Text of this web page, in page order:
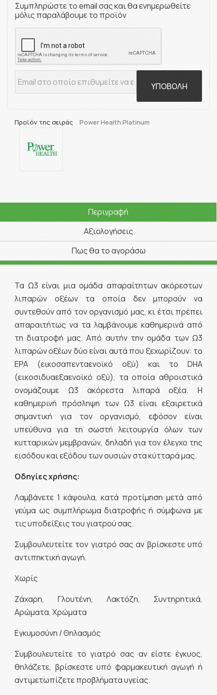
Συμπληρώστε το email σας και θα ενημερωθείτε
μόλις παραλάβουμε το προϊόν
ΥΠΟΒΟΛΗ
Προϊόν της σειράς Power Health Platinum
Περιγραφή
Αξιολογήσεις
Πως θα το αγοράσω
Τα Ω3 είναι μια ομάδα απαραίτητων ακόρεστων
λιπαρών οξέων τα οποία δεν μπορούν να
συντεθούν από τον οργανισμό μας, κι έτσι πρέπει
απαραιτήτως να τα λαμβάνουμε καθημερινά από
τη διατροφή μας. Από αυτήν την ομάδα των Ω3
λιπαρών οξέων δύο είναι αυτά που ξεχωρίζουν: το
EPA (εικοσαπενταενοϊκό οξύ) και το DHA
(εικοσιδυαεξαενοϊκό οξύ), τα οποία αθροιστικά
ονομάζουμε Ω3 ακόρεστα λιπαρά οξέα. Η
καθημερινή πρόσληψη των Ω3 είναι εξαιρετικά
σημαντική για τον οργανισμό, εφόσον είναι
υπεύθυνα για τη σωστή λειτουργία όλων των
κυτταρικών μεμβρανών, δηλαδή για τον έλεγχο της
εισόδου και εξόδου των ουσιών στα κύτταρά μας.
Οδηγίες χρήσης:
Λαμβάνετε 1 κάψουλα, κατά προτίμηση μετά από
γεύμα ως συμπλήρωμα διατροφής ή σύμφωνα με
τις υποδείξεις του γιατρού σας.
Συμβουλευτείτε τον γιατρό σας αν βρίσκεστε υπό
αντιπηκτική αγωγή.
Χωρίς
Ζάχαρη, Γλουτένη, Λακτόζη, Συντηρητικά,
Αρώματα, Χρώματα
Εγκυμοσύνη / Θηλασμός
Συμβουλευτείτε το γιατρό σας αν είστε έγκυος,
θηλάζετε, βρίσκεστε υπό φαρμακευτική αγωγή ή
αντιμετωπίζετε προβλήματα υγείας.